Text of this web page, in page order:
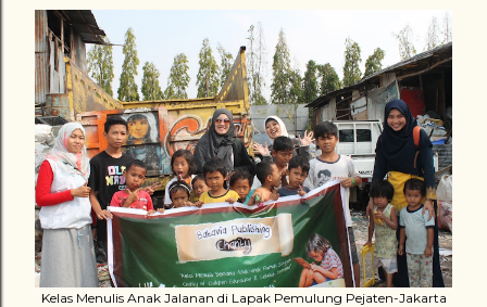
Kelas Menulis Anak Jalanan di Lapak Pemulung Pejaten-Jakarta